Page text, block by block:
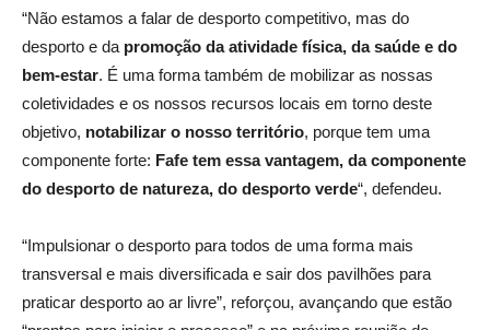
“Não estamos a falar de desporto competitivo, mas do
desporto e da promoção da atividade física, da saúde e do
bem-estar. É uma forma também de mobilizar as nossas
coletividades e os nossos recursos locais em torno deste
objetivo, notabilizar o nosso território, porque tem uma
componente forte: Fafe tem essa vantagem, da componente
do desporto de natureza, do desporto verde“, defendeu.
“Impulsionar o desporto para todos de uma forma mais
transversal e mais diversificada e sair dos pavilhões para
praticar desporto ao ar livre”, reforçou, avançando que estão